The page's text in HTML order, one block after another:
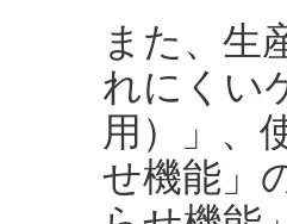
また、生
れにくい
用）」、
せ機能」